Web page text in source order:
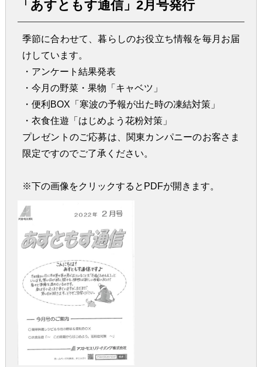
「あすともす通信」2月号発行
季節に合わせて、暮らしのお役立ち情報を毎月お届
けしています。
・アンケート結果発表
・今月の野菜・果物「キャベツ」
・便利BOX「寒波の予報が出た時の凍結対策」
・衣食住遊「はじめよう花粉対策」
プレゼントのご応募は、関東カンパニーのお客さま
限定ですのでご了承ください。
※下の画像をクリックするとPDFが開きます。